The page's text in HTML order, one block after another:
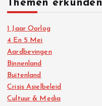
Themen erkunden
1 Jaar Oorlog
4 En 5 Mei
Aardbevingen
Binnenland
Buitenland
Crisis Asielbeleid
Cultuur & Media